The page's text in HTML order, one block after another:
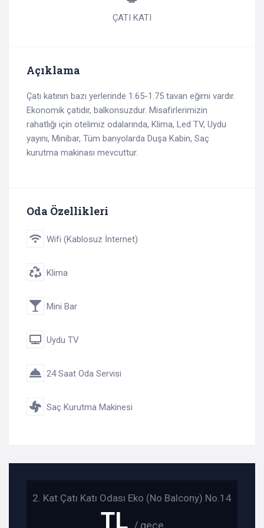
ÇATI KATI
Açıklama
Çatı katının bazı yerlerinde 1.65-1.75 tavan eğimi vardır.
Ekonomik çatıdır, balkonsuzdur. Misafirlerimizin
rahatlığı için otelimiz odalarında, Klima, Led TV, Uydu
yayını, Minibar, Tüm banyolarda Duşa Kabin, Saç
kurutma makinası mevcuttur.
Oda Özellikleri
Wifi (Kablosuz İnternet)
Klima
Mini Bar
Uydu TV
24 Saat Oda Servisi
Saç Kurutma Makinesi
2. Kat Çatı Katı Odası Eko (No Balcony) No.14
TL / gece